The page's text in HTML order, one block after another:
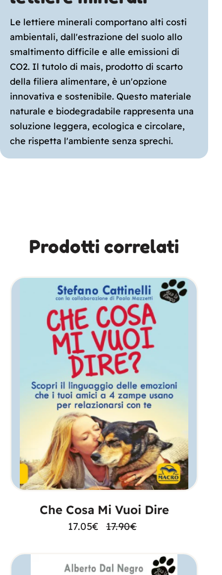
Le lettiere minerali comportano alti costi
ambientali, dall'estrazione del suolo allo
smaltimento difficile e alle emissioni di
CO2. Il tutolo di mais, prodotto di scarto
della filiera alimentare, è un'opzione
innovativa e sostenibile. Questo materiale
naturale e biodegradabile rappresenta una
soluzione leggera, ecologica e circolare,
che rispetta l'ambiente senza sprechi.
Prodotti correlati
AGGIUNGI AL CARRELLO
Che Cosa Mi Vuoi Dire
17.90€
17.05€